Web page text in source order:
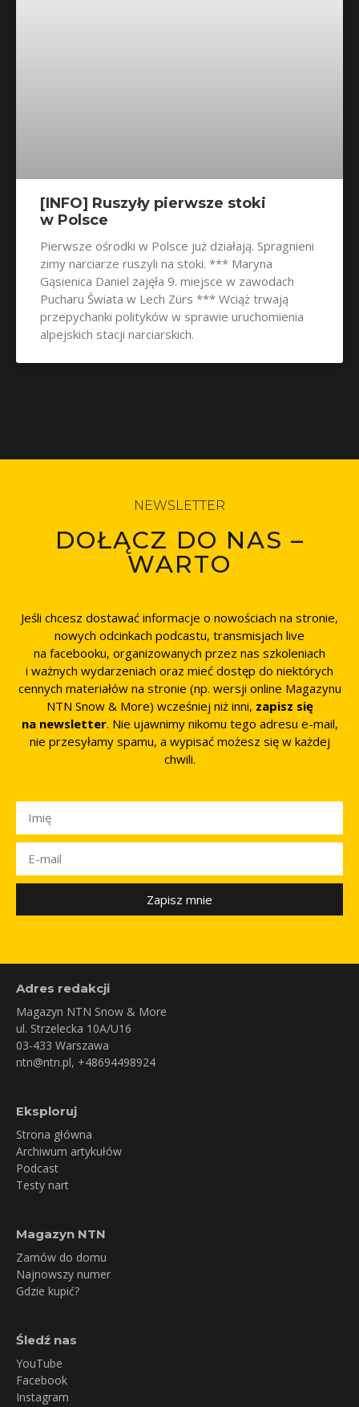
[INFO] Ruszyły pierwsze stoki
w Polsce
Pierwsze ośrodki w Polsce już działają. Spragnieni
zimy narciarze ruszyli na stoki. *** Maryna
Gąsienica Daniel zajęła 9. miejsce w zawodach
Pucharu Świata w Lech Zürs *** Wciąż trwają
przepychanki polityków w sprawie uruchomienia
alpejskich stacji narciarskich.
NEWSLETTER
DOŁĄCZ DO NAS –
WARTO
Jeśli chcesz dostawać informacje o nowościach na stronie,
nowych odcinkach podcastu, transmisjach live
na facebooku, organizowanych przez nas szkoleniach
i ważnych wydarzeniach oraz mieć dostęp do niektórych
cennych materiałów na stronie (np. wersji online Magazynu
NTN Snow & More) wcześniej niż inni, zapisz się
na newsletter. Nie ujawnimy nikomu tego adresu e-mail,
nie przesyłamy spamu, a wypisać możesz się w każdej
chwili.
Zapisz mnie
Adres redakcji
Magazyn NTN Snow & More
ul. Strzelecka 10A/U16
03-433 Warszawa
ntn@ntn.pl, +48694498924
Eksploruj
Strona główna
Archiwum artykułów
Podcast
Testy nart
Magazyn NTN
Zamów do domu
Najnowszy numer
Gdzie kupić?
Śledź nas
YouTube
Facebook
Instagram